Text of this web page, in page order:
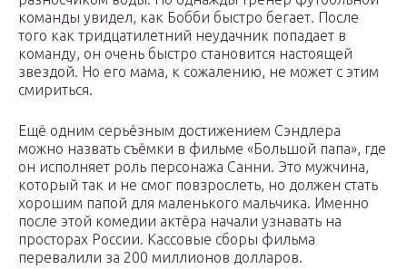
команды увидел, как Бобби быстро бегает. После
того как тридцатилетний неудачник попадает в
команду, он очень быстро становится настоящей
звездой. Но его мама, к сожалению, не может с этим
смириться.
Ещё одним серьёзным достижением Сэндлера
можно назвать съёмки в фильме «Большой папа», где
он исполняет роль персонажа Санни. Это мужчина,
который так и не смог повзрослеть, но должен стать
хорошим папой для маленького мальчика. Именно
после этой комедии актёра начали узнавать на
просторах России. Кассовые сборы фильма
перевалили за 200 миллионов долларов.